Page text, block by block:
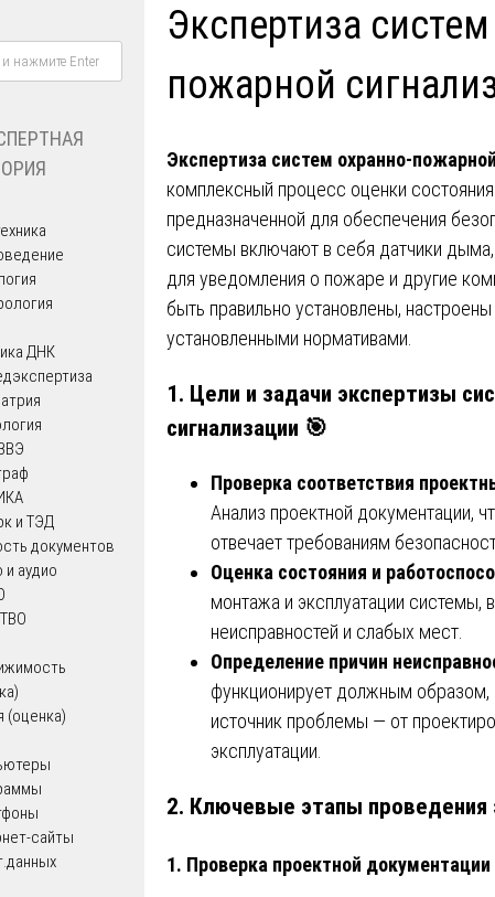
Экспертиза
пожарной
Экспертиза систем охранно-
комплексный процесс оценки
предназначенной для обеспечения
системы включают в себя датчики
для уведомления о пожаре и другие
быть правильно установлены,
установленными нормативами.
1. Цели и задачи экспертизы
сигнализации 🎯
Проверка соответствия
Анализ проектной документации,
отвечает требованиям
Оценка состояния и
монтажа и эксплуатации системы,
неисправностей и слабых мест.
Определение причин
функционирует должным образом,
источник проблемы — от
эксплуатации.
2. Ключевые этапы проведения
1. Проверка проектной документации
ДНК
и ТЭД
документов
и аудио
(оценка)
сайты